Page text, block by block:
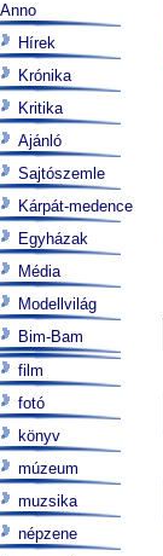
Anno
Hírek
Krónika
Kritika
Ajánló
Sajtószemle
Kárpát-medence
Egyházak
Média
Modellvilág
Bim-Bam
film
fotó
könyv
múzeum
muzsika
népzene